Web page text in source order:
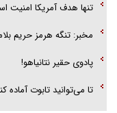
تنها هدف آمریکا امنیت
مخبر: تنگه هرمز حریم
پادوی حقیر نتانیاهو!
تا می‌توانید تابوت آماده